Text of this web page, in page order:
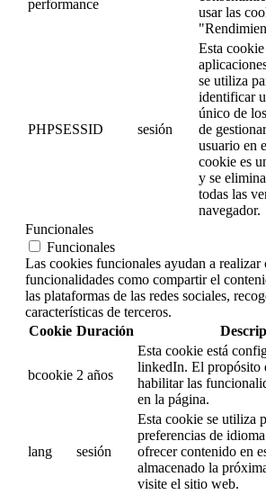
performance
usar las
PHPSESSID sesión
Esta
se utiliza
identificar
único de
de
usuario en
cookie es
y se
todas las
navegador.
Funcionales
Funcionales
Las cookies funcionales ayudan a realizar
funcionalidades como compartir el
las plataformas de las redes sociales,
características de terceros.
Cookie Duración
bcookie 2 años
Esta cookie está
linkedIn. El propósito
habilitar las
en la página.
lang sesión
Esta cookie se utiliza
preferencias de
ofrecer contenido en
almacenado la
visite el sitio web.